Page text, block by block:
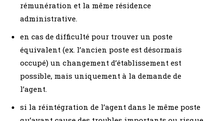
rémunération et la même résidence
administrative.
en cas de difficulté pour trouver un poste
équivalent (ex. l’ancien poste est désormais
occupé) un changement d’établissement est
possible, mais uniquement à la demande de
l’agent.
si la réintégration de l’agent dans le même poste